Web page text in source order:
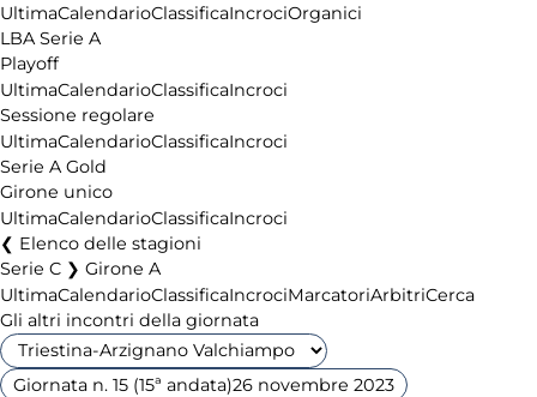
UltimaCalendarioClassificaIncrociOrganici
LBA Serie A
Playoff
UltimaCalendarioClassificaIncroci
Sessione regolare
UltimaCalendarioClassificaIncroci
Serie A Gold
Girone unico
UltimaCalendarioClassificaIncroci
Elenco delle stagioni
Serie C ❯ Girone A
UltimaCalendarioClassificaIncrociMarcatoriArbitriCerca
Gli altri incontri della giornata
Giornata n. 15 (15ª andata)26 novembre 2023